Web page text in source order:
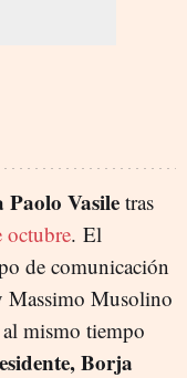
Paolo Vasiletras
octubre. El
de comunicación
Massimo Musolino
mismo tiempo
Borja